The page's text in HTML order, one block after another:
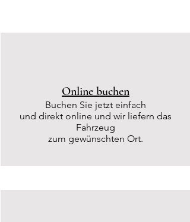
Online buchen
Buchen Sie jetzt einfach
und direkt online und wir liefern das
Fahrzeug
zum gewünschten Ort.